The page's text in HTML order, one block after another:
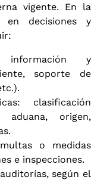
vigente. En la
en decisiones y
información y
soporte de
clasificación
aduana, origen,
o medidas
e inspecciones.
según el